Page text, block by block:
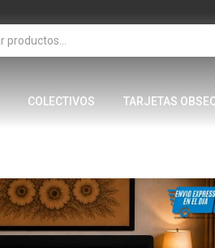
COLECTIVOS TARJETAS